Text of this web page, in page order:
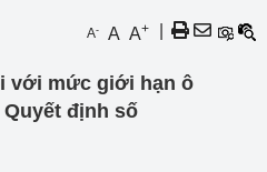
A- A A+
với mức giới hạn ô
định số